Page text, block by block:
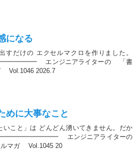
になる
すだけの エクセルマクロを作りました。
エンジニアライターの 「書
Vol.1046 2026.7
めに大事なこと
いこと」は どんどん湧いてきません。だか
エンジニアライターの
ルマガ Vol.1045 20